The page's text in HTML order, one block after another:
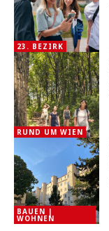
23. BEZIRK
RUND UM WIEN
BAUEN |
WOHNEN